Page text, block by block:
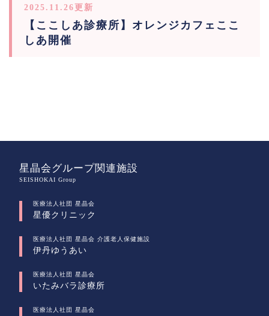
2025.11.26更新
【ここしあ診療所】オレンジカフェここ
しあ開催
星晶会グループ関連施設
SEISHOKAI Group
医療法人社団 星晶会
星優クリニック
医療法人社団 星晶会 介護老人保健施設
伊丹ゆうあい
医療法人社団 星晶会
いたみバラ診療所
医療法人社団 星晶会